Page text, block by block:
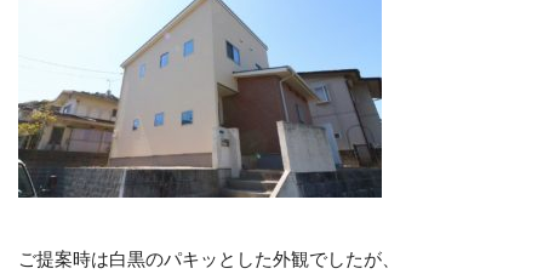
ご提案時は白黒のパキッとした外観でしたが、